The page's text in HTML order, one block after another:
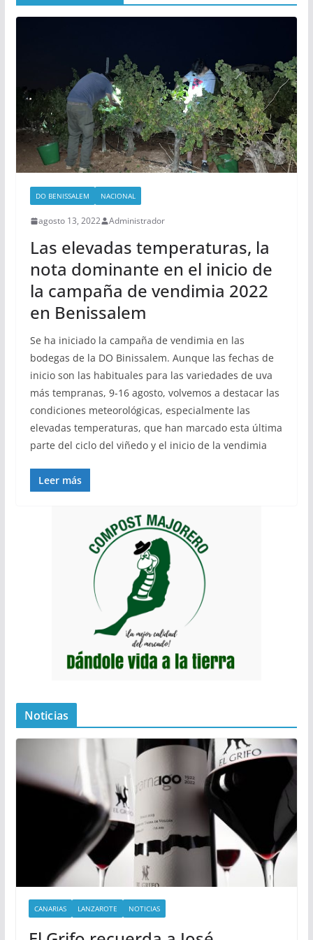
DO BENISSALEM NACIONAL
agosto 13, 2022 Administrador
Las elevadas temperaturas, la
nota dominante en el inicio de
la campaña de vendimia 2022
en Benissalem
Se ha iniciado la campaña de vendimia en las
bodegas de la DO Binissalem. Aunque las fechas de
inicio son las habituales para las variedades de uva
más tempranas, 9-16 agosto, volvemos a destacar las
condiciones meteorológicas, especialmente las
elevadas temperaturas, que han marcado esta última
parte del ciclo del viñedo y el inicio de la vendimia
Leer más
Noticias
CANARIAS LANZAROTE NOTICIAS